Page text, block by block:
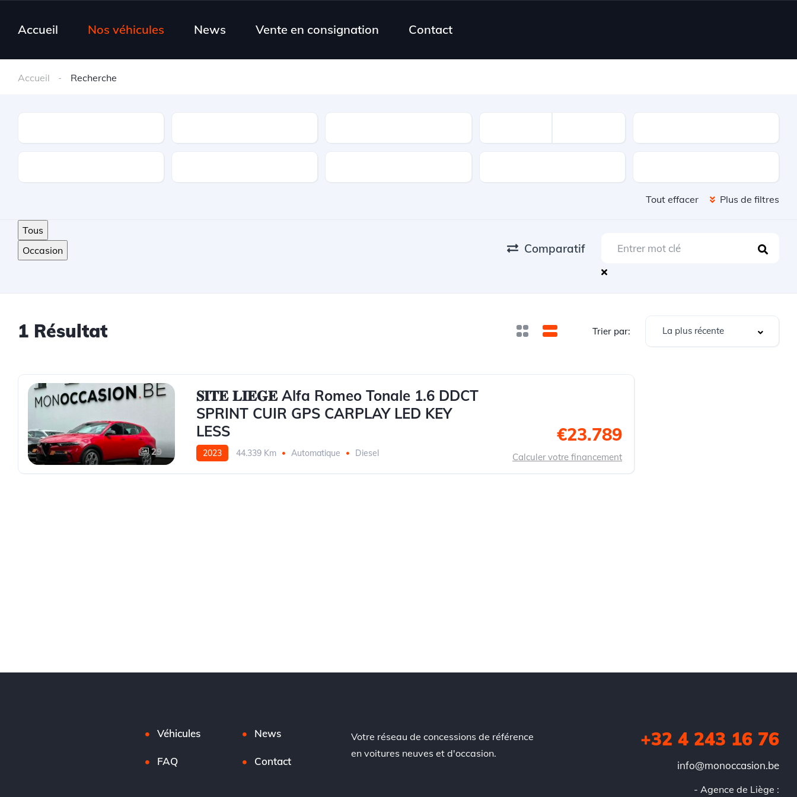
Accueil Nos véhicules News Vente en consignation Contact
Accueil Recherche
Tout effacer Plus de filtres
Tous
Occasion
Comparatif
1 Résultat Trier par: La plus récente
29
𝐒𝐈𝐓𝐄 𝐋𝐈𝐄𝐆𝐄 Alfa Romeo Tonale 1.6 DDCT
SPRINT CUIR GPS CARPLAY LED KEY
LESS
2023 44.339 Km Automatique Diesel
€23.789
Calculer votre financement
Véhicules News
FAQ Contact
Votre réseau de concessions de référence
en voitures neuves et d'occasion.
+32 4 243 16 76
info@monoccasion.be
- Agence de Liège :